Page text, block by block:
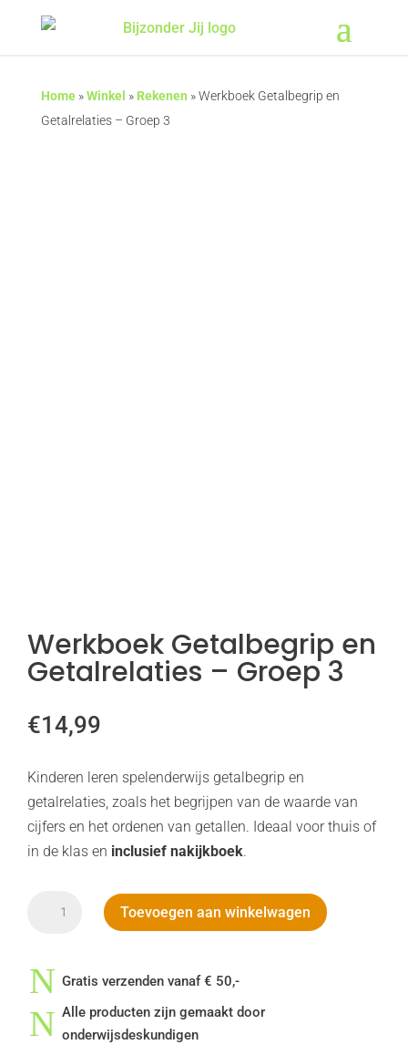
Home»Winkel » Rekenen »Werkboek Getalbegrip en
Getalrelaties – Groep 3
Werkboek Getalbegrip en
Getalrelaties – Groep 3
€14,99
Kinderen leren spelenderwijs getalbegrip en
getalrelaties, zoals het begrijpen van de waarde van
cijfers en het ordenen van getallen. Ideaal voor thuis of
in de klas en inclusief nakijkboek.
Getalrelaties
Groep
Toevoegen aan winkelwagen
N Gratis verzenden vanaf € 50,-
N Alle producten zijn gemaakt door
onderwijsdeskundigen